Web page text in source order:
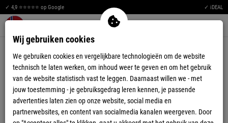
✓ 4,9 ⭐⭐⭐⭐⭐ op Google ✓ iDEAL
Warenkorb aufklappen
POLOSHIRTS
R
L
P
S
Wij gebruiken cookies
We gebruiken cookies en vergelijkbare technologieën om de website
technisch te laten werken, om inhoud weer te geven en om het gebruik
van de website statistisch vast te leggen. Daarnaast willen we - met
jouw toestemming - je gebruiksgedrag leren kennen, je passende
advertenties laten zien op onze website, social media en
partnerwebsites, en content van socialmedia kanalen weergeven. Door